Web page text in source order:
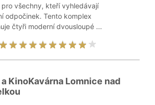
pro všechny, kteří vyhledávají
odpočinek. Tento komplex
čtyři moderní dvousloupé ...
KinoKavárna Lomnice nad